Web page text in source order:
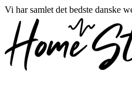
Vi har samlet det bedste danske